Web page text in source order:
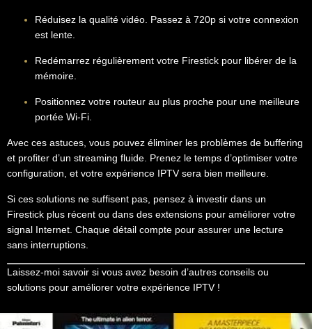
Réduisez la qualité vidéo. Passez à 720p si votre connexion
est lente.
Redémarrez régulièrement votre Firestick pour libérer de la
mémoire.
Positionnez votre routeur au plus proche pour une meilleure
portée Wi-Fi.
Avec ces astuces, vous pouvez éliminer les problèmes de buffering
et profiter d’un streaming fluide. Prenez le temps d’optimiser votre
configuration, et votre expérience IPTV sera bien meilleure.
Si ces solutions ne suffisent pas, pensez à investir dans un
Firestick plus récent ou dans des extensions pour améliorer votre
signal Internet. Chaque détail compte pour assurer une lecture
sans interruptions.
Laissez-moi savoir si vous avez besoin d’autres conseils ou
solutions pour améliorer votre expérience IPTV !